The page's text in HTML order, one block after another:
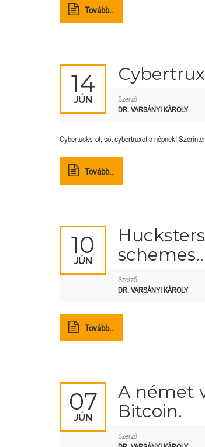
Tovább..
14
JÚN
Szerző
DR. VARSÁNYI KÁROLY
Cybertucks-ot, sőt cybertruxot a népnek!
Tovább..
10
JÚN
Szerző
DR. VARSÁNYI KÁROLY
Tovább..
07
JÚN
A német
Bitcoin.
Szerző